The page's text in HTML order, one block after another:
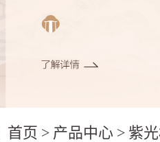
首页 > 产品中心 > 紫